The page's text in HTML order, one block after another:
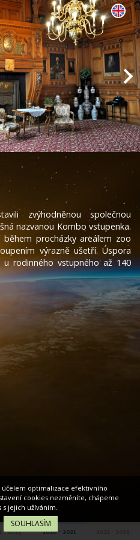
zvýhodněnou společnou
nazvanou Kombo vstupenka.
procházky areálem zoo
výrazně ušetří. Úspora
rodinného vstupného až 140
- 2015 2016 - 2021
optimalizace efektivního
cookies nezměníte, chápeme
s jejich užíváním.
SOUHLASÍM